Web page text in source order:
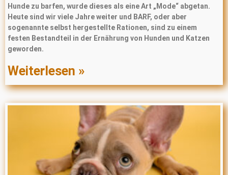
Hunde zu barfen, wurde dieses als eine Art „Mode“ abgetan.
Heute sind wir viele Jahre weiter und BARF, oder aber
sogenannte selbst hergestellte Rationen, sind zu einem
festen Bestandteil in der Ernährung von Hunden und Katzen
geworden.
Weiterlesen »